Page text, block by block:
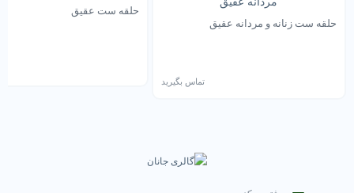
حلقه ست زنانه و مردانه عقیق
تماس بگیرید
حلقه ست عقیق